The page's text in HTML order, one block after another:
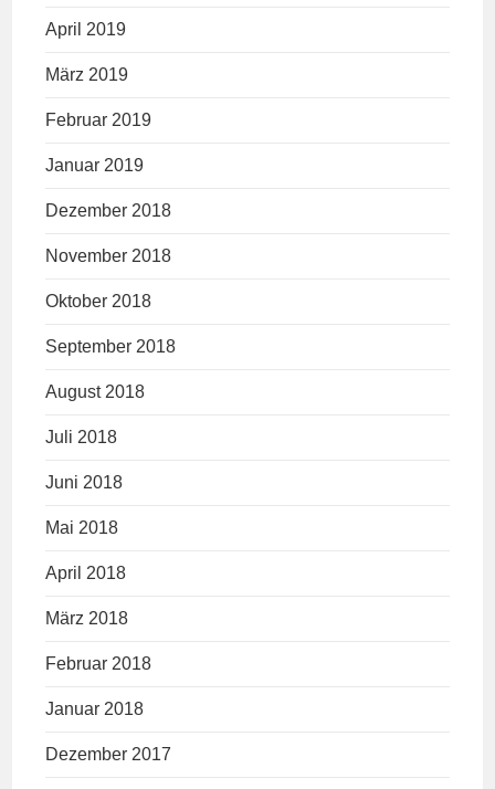
April 2019
März 2019
Februar 2019
Januar 2019
Dezember 2018
November 2018
Oktober 2018
September 2018
August 2018
Juli 2018
Juni 2018
Mai 2018
April 2018
März 2018
Februar 2018
Januar 2018
Dezember 2017